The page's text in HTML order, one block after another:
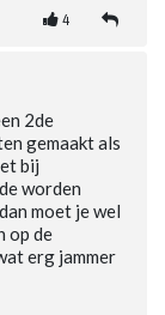
4
2de
gemaakt als
bij
worden
moet je wel
op de
erg jammer